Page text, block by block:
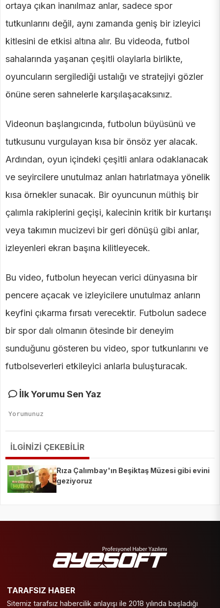
ortaya çıkan inanılmaz anlar, sadece spor
tutkunlarını değil, aynı zamanda geniş bir izleyici
kitlesini de etkisi altına alır. Bu videoda, futbol
sahalarında yaşanan çeşitli olaylarla birlikte,
oyuncuların sergilediği ustalığı ve stratejiyi gözler
önüne seren sahnelerle karşılaşacaksınız.
Videonun başlangıcında, futbolun büyüsünü ve
tutkusunu vurgulayan kısa bir önsöz yer alacak.
Ardından, oyun içindeki çeşitli anlara odaklanacak
ve seyircilere unutulmaz anları hatırlatmaya yönelik
kısa örnekler sunacak. Bir oyuncunun müthiş bir
çalımla rakiplerini geçişi, kalecinin kritik bir kurtarışı
veya takımın mucizevi bir geri dönüşü gibi anlar,
izleyenleri ekran başına kilitleyecek.
Bu video, futbolun heyecan verici dünyasına bir
pencere açacak ve izleyicilere unutulmaz anların
keyfini çıkarma fırsatı verecektir. Futbolun sadece
bir spor dalı olmanın ötesinde bir deneyim
sunduğunu gösteren bu video, spor tutkunlarını ve
futbolseverleri etkileyici anlarla buluşturacak.
İlk Yorumu Sen Yaz
İLGİNİZİ ÇEKEBİLİR
Rıza Çalımbay'ın Beşiktaş Müzesi gibi evini
geziyoruz
TARAFSIZ HABER
Sitemiz tarafsız habercilik anlayışı ile 2018 yılında başladığı